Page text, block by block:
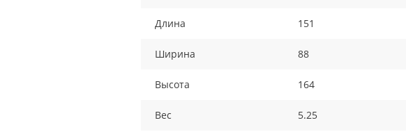
Длина 151
Ширина 88
Высота 164
Вес 5.25